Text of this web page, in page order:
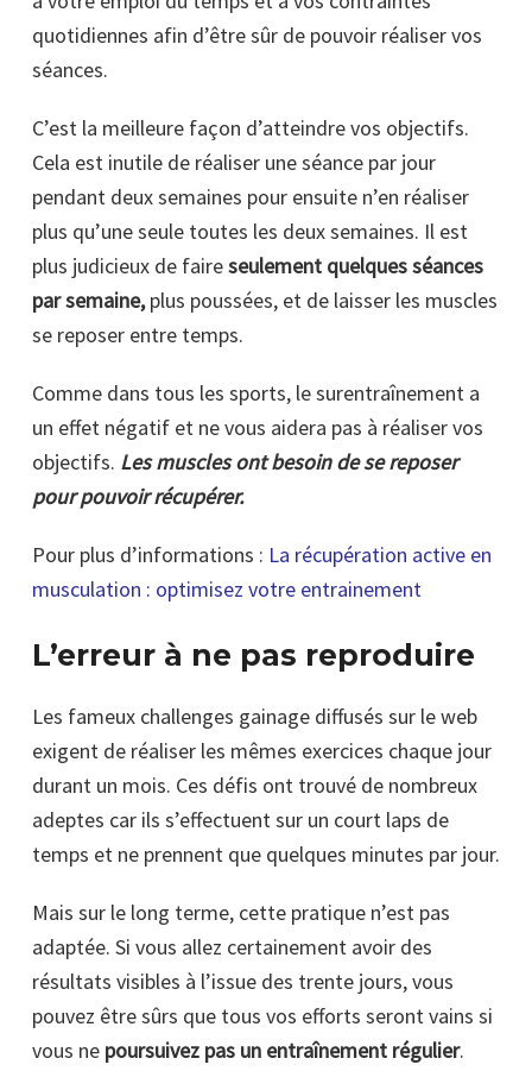
quotidiennes afin d’être sûr de pouvoir réaliser vos
séances.
C’est la meilleure façon d’atteindre vos objectifs.
Cela est inutile de réaliser une séance par jour
pendant deux semaines pour ensuite n’en réaliser
plus qu’une seule toutes les deux semaines. Il est
plus judicieux de faireseulement quelques séances
par semaine,plus poussées, et de laisser les muscles
se reposer entre temps.
Comme dans tous les sports, le surentraînement a
un effet négatif et ne vous aidera pas à réaliser vos
objectifs. Les muscles ont besoin de se reposer
pour pouvoir récupérer.
Pour plus d’informations : La récupération active en
musculation : optimisez votre entrainement
L’erreur à ne pas reproduire
Les fameux challenges gainage diffusés sur le web
exigent de réaliser les mêmes exercices chaque jour
durant un mois. Ces défis ont trouvé de nombreux
adeptes car ils s’effectuent sur un court laps de
temps et ne prennent que quelques minutes par jour.
Mais sur le long terme, cette pratique n’est pas
adaptée. Si vous allez certainement avoir des
résultats visibles à l’issue des trente jours, vous
pouvez être sûrs que tous vos efforts seront vains si
vous ne poursuivez pas un entraînement régulier.